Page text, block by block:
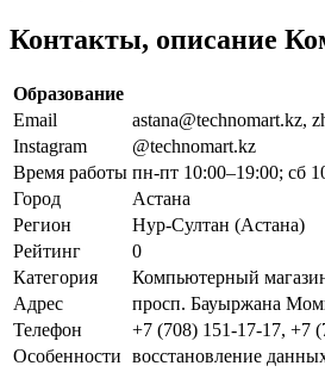
Контакты, описание
Образование
Email
astana@technomart.kz,
Instagram
@technomart.kz
Время работы пн-пт 10:00–19:00; сб
Город
Астана
Регион
Нур-Султан (Астана)
Рейтинг
0
Категория
Компьютерный
Адрес
просп. Бауыржана
Телефон
+7 (708) 151-17-17, +7
Особенности восстановление